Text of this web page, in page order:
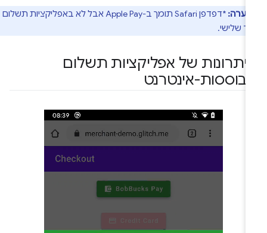
הערה:
*דפדפן Safari תומך ב-Apple Pay אבל לא באפליקציות תשלום
שלישי.
של אפליקציות תשלום
אינטרנט